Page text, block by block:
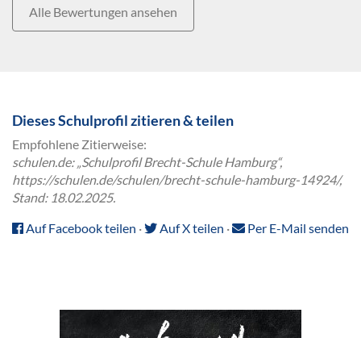
Alle Bewertungen ansehen
Dieses Schulprofil zitieren & teilen
Empfohlene Zitierweise:
schulen.de: „Schulprofil Brecht-Schule Hamburg“,
https://schulen.de/schulen/brecht-schule-hamburg-14924/,
Stand: 18.02.2025.
Auf Facebook teilen · Auf X teilen · Per E-Mail senden